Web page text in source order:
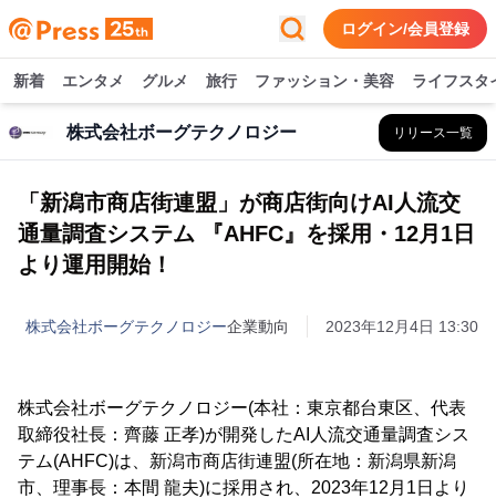
ログイン/会員登録
新着 エンタメ グルメ 旅行 ファッション・美容 ライフスタ
株式会社ボーグテクノロジー リリース一覧
「新潟市商店街連盟」が商店街向けAI人流交
通量調査システム 『AHFC』を採用・12月1日
より運用開始！
株式会社ボーグテクノロジー企業動向 2023年12月4日 13:30
株式会社ボーグテクノロジー(本社：東京都台東区、代表
取締役社長：齊藤 正孝)が開発したAI人流交通量調査シス
テム(AHFC)は、新潟市商店街連盟(所在地：新潟県新潟
市、理事長：本間 龍夫)に採用され、2023年12月1日より